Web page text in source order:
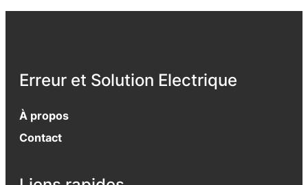
Erreur et Solution Electrique
À propos
Contact